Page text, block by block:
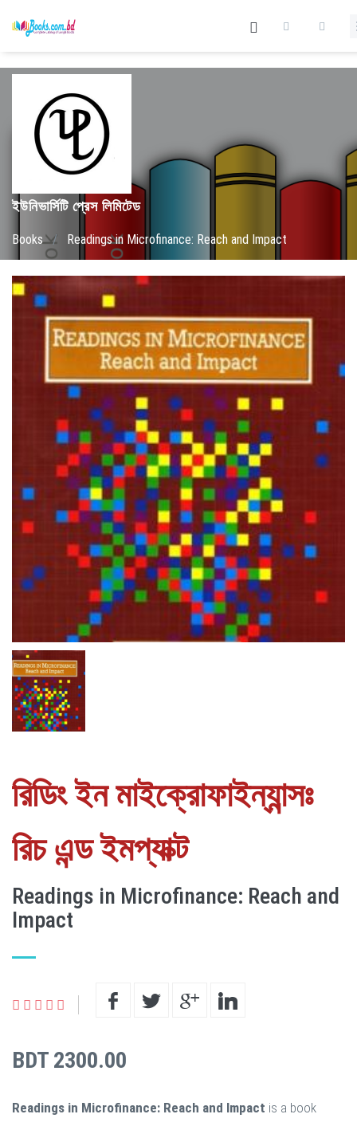
ইউনিভার্সিটি প্রেস লিমিটেড
Books / Readings in Microfinance: Reach and Impact
রিডিং ইন মাইক্রোফাইন্যান্সঃ
রিচ এন্ড ইমপ্যাক্ট
Readings in Microfinance: Reach and
Impact
BDT 2300.00
Readings in Microfinance: Reach and Impact is a book